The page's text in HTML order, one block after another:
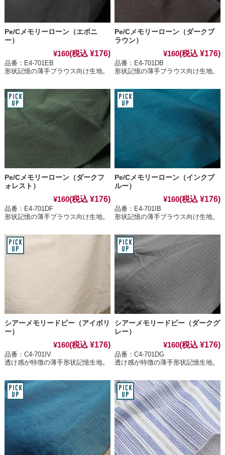
Pe/Cメモリーローン（エボニ
ー）
¥160(税込 ¥176)
品番：E4-701EB
形状記憶の薄手ブラウス向け生地。
Pe/Cメモリーローン（ダークブ
ラウン）
¥160(税込 ¥176)
品番：E4-701DB
形状記憶の薄手ブラウス向け生地。
Pe/Cメモリーローン（ダークフ
ォレスト）
¥160(税込 ¥176)
品番：E4-701DF
形状記憶の薄手ブラウス向け生地。
Pe/Cメモリーローン（インクブ
ルー）
¥160(税込 ¥176)
品番：E4-701IB
形状記憶の薄手ブラウス向け生地。
シアーメモリードビー（アイボリ
ー）
¥160(税込 ¥176)
品番：C4-701IV
透け感が特徴の薄手形状記憶生地。
シアーメモリードビー（ダークグ
レー）
¥160(税込 ¥176)
品番：C4-701DG
透け感が特徴の薄手形状記憶生地。